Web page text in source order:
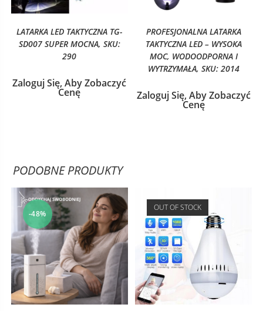
LATARKA LED TAKTYCZNA TG-
SD007 SUPER MOCNA, SKU:
290
Zaloguj Się, Aby Zobaczyć
Cenę
PROFESJONALNA LATARKA
TAKTYCZNA LED – WYSOKA
MOC, WODOODPORNA I
WYTRZYMAŁA, SKU: 2014
Zaloguj Się, Aby Zobaczyć
Cenę
PODOBNE PRODUKTY
-48%
OUT OF STOCK